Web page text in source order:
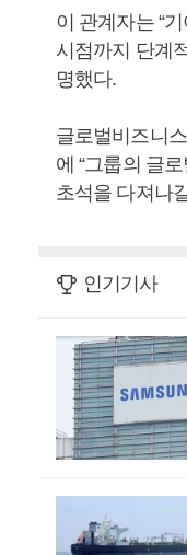
이 관계자는 “
시점까지 단계
명했다.
글로벌비즈니
에 “그룹의 글
초석을 다져나
인기기사